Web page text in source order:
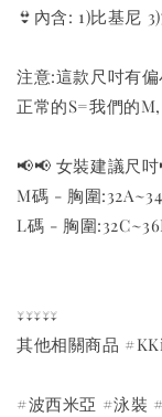
👙內含: 1)比基尼
注意:這款尺吋有偏
正常的S=我們的
📢📢 女裝建議尺
M碼 - 胸圍
L碼 - 胸圍
↓↓↓↓↓
其他相關商品
#波西米亞 #泳裝